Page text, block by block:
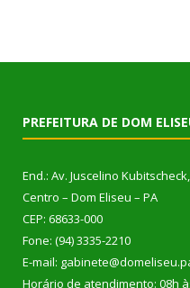
PREFEITURA DE DOM
End.: Av. Juscelino
Centro – Dom Eliseu – PA
CEP: 68633-000
Fone: (94) 3335-2210
E-mail:
Horário de atendimento: 08h